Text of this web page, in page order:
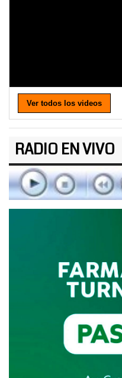
Ver todos los videos
RADIO EN VIVO